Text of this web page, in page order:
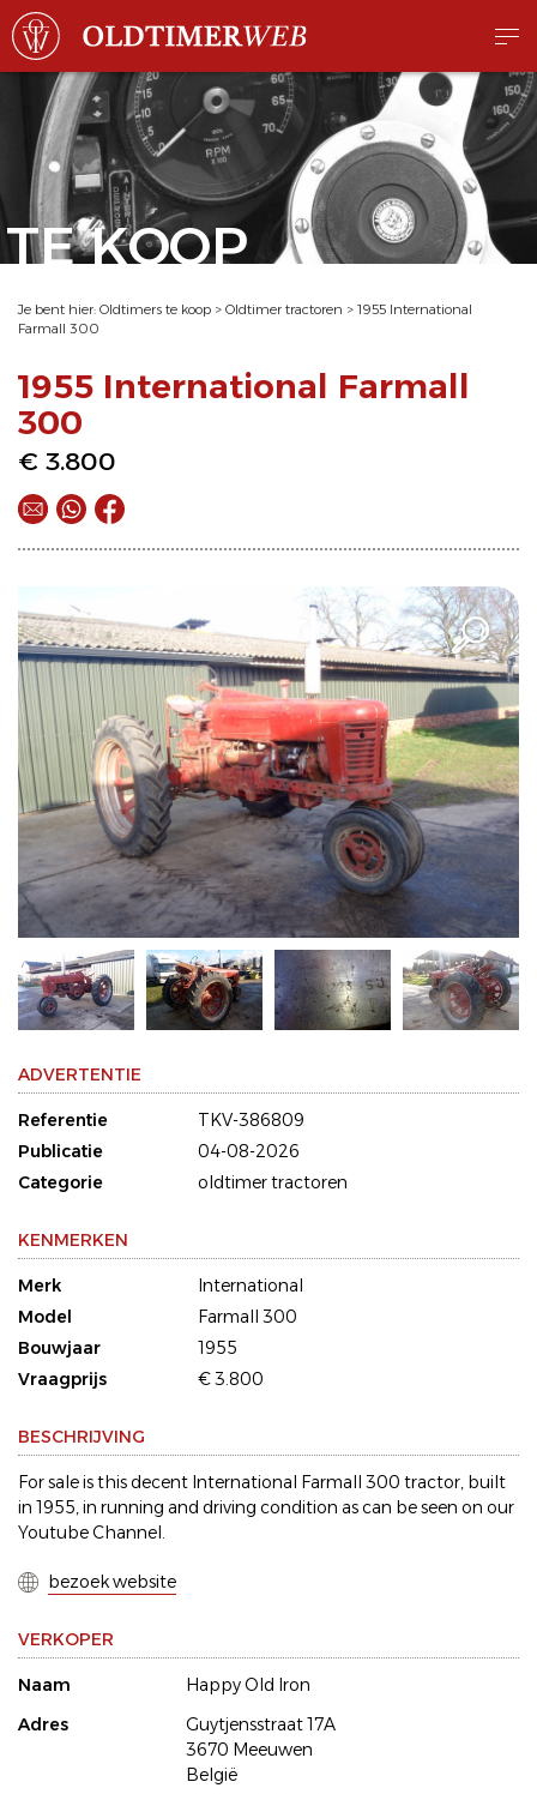
TE KOOP
Je bent hier: Oldtimers te koop > Oldtimer tractoren > 1955 International
Farmall 300
1955 International Farmall
300
€ 3.800
ADVERTENTIE
Referentie
TKV-386809
Publicatie
04-08-2026
Categorie
oldtimer tractoren
KENMERKEN
Merk
International
Model
Farmall 300
Bouwjaar
1955
Vraagprijs
€ 3.800
BESCHRIJVING
For sale is this decent International Farmall 300 tractor, built
in 1955, in running and driving condition as can be seen on our
Youtube Channel.
bezoek website
VERKOPER
Naam
Happy Old Iron
Adres
Guytjensstraat 17A
3670 Meeuwen
België